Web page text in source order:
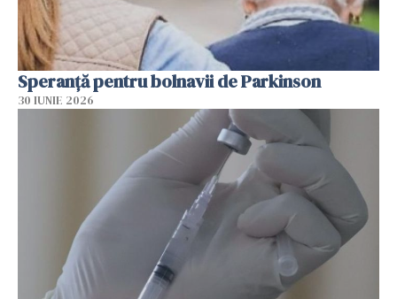
Speranță pentru bolnavii de Parkinson
30 IUNIE 2026